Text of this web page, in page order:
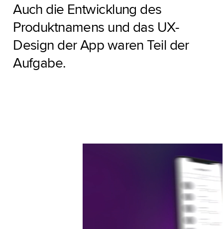
Auch die Entwicklung des
Produktnamens und das UX-
Design der App waren Teil der
Aufgabe.